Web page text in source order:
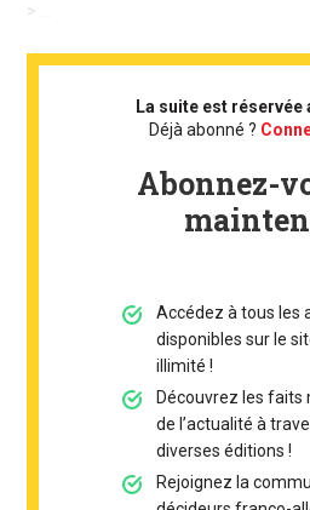
> ...
La suite est réservée
Déjà abonné ?
Abonnez-
Accédez à tous les
disponibles sur le
illimité !
Découvrez les faits
de l’actualité à
diverses éditions !
Rejoignez la